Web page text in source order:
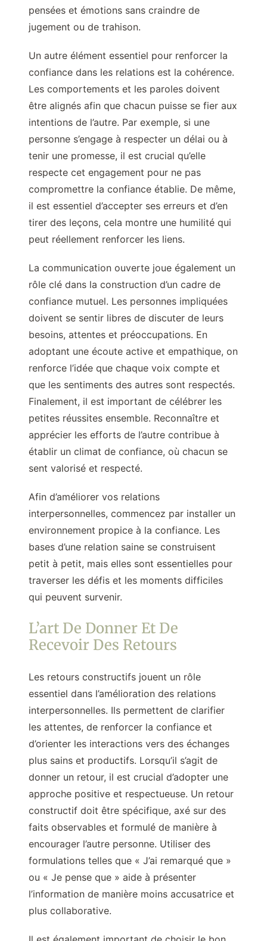
pensées et émotions sans craindre de
jugement ou de trahison.
Un autre élément essentiel pour renforcer la
confiance dans les relations est la cohérence.
Les comportements et les paroles doivent
être alignés afin que chacun puisse se fier aux
intentions de l’autre. Par exemple, si une
personne s’engage à respecter un délai ou à
tenir une promesse, il est crucial qu’elle
respecte cet engagement pour ne pas
compromettre la confiance établie. De même,
il est essentiel d’accepter ses erreurs et d’en
tirer des leçons, cela montre une humilité qui
peut réellement renforcer les liens.
La communication ouverte joue également un
rôle clé dans la construction d’un cadre de
confiance mutuel. Les personnes impliquées
doivent se sentir libres de discuter de leurs
besoins, attentes et préoccupations. En
adoptant une écoute active et empathique, on
renforce l’idée que chaque voix compte et
que les sentiments des autres sont respectés.
Finalement, il est important de célébrer les
petites réussites ensemble. Reconnaître et
apprécier les efforts de l’autre contribue à
établir un climat de confiance, où chacun se
sent valorisé et respecté.
Afin d’améliorer vos relations
interpersonnelles, commencez par installer un
environnement propice à la confiance. Les
bases d’une relation saine se construisent
petit à petit, mais elles sont essentielles pour
traverser les défis et les moments difficiles
qui peuvent survenir.
L’art De Donner Et De
Recevoir Des Retours
Les retours constructifs jouent un rôle
essentiel dans l’amélioration des relations
interpersonnelles. Ils permettent de clarifier
les attentes, de renforcer la confiance et
d’orienter les interactions vers des échanges
plus sains et productifs. Lorsqu’il s’agit de
donner un retour, il est crucial d’adopter une
approche positive et respectueuse. Un retour
constructif doit être spécifique, axé sur des
faits observables et formulé de manière à
encourager l’autre personne. Utiliser des
formulations telles que « J’ai remarqué que »
ou « Je pense que » aide à présenter
l’information de manière moins accusatrice et
plus collaborative.